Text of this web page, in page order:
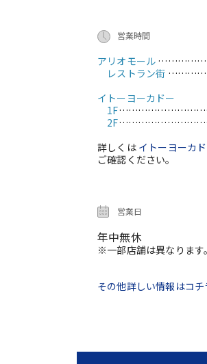
営業時間
アリオモール
レストラン街
イトーヨーカドー
1F
2F
詳しくは イトーヨーカ
ご確認ください。
営業日
年中無休
※一部店舗は異なります。
その他詳しい情報はコチ